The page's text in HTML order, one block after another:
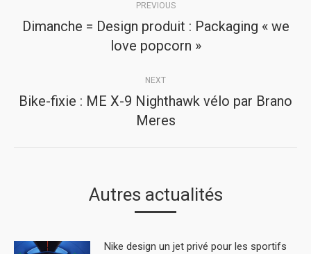
navigation
PREVIOUS
Previous
post:
Dimanche = Design produit : Packaging « we
love popcorn »
NEXT
Next
post:
Bike-fixie : ME X-9 Nighthawk vélo par Brano
Meres
Autres actualités
Nike design un jet privé pour les sportifs